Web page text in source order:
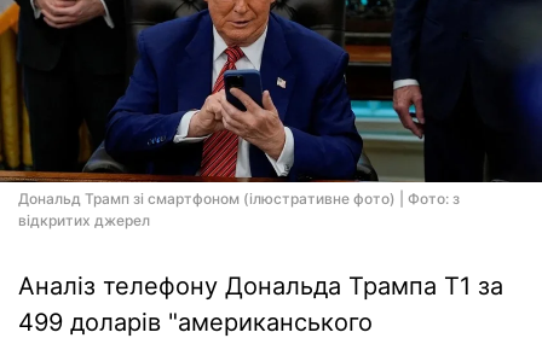
Дональд Трамп зі смартфоном (ілюстративне фото) | Фото: з
відкритих джерел
Аналіз телефону Дональда Трампа T1 за
499 доларів "американського